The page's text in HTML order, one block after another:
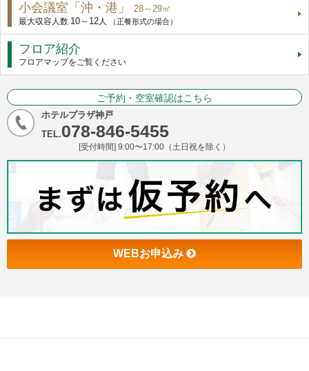
小会議室「沖・港」 28～29㎡
最大収容人数 10～12 人 （正餐形式の場合）
フロア紹介
フロアマップをご覧ください
ご予約・空室確認はこちら
ホテルプラザ神戸
TEL.078-846-5455
[受付時間] 9:00〜17:00（土日祝を除く）
WEBお申込み